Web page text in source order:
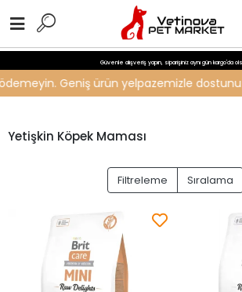
Güvenle alışveriş yapın, siparişiniz aynı gün kargo'da
Geniş ürün yelpazemizle
Yetişkin Köpek Maması
Filtreleme Sıralama